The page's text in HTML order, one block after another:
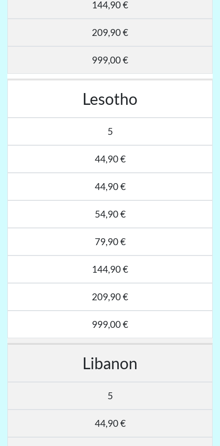
144,90 €
209,90 €
999,00 €
Lesotho
5
44,90 €
44,90 €
54,90 €
79,90 €
144,90 €
209,90 €
999,00 €
Libanon
5
44,90 €